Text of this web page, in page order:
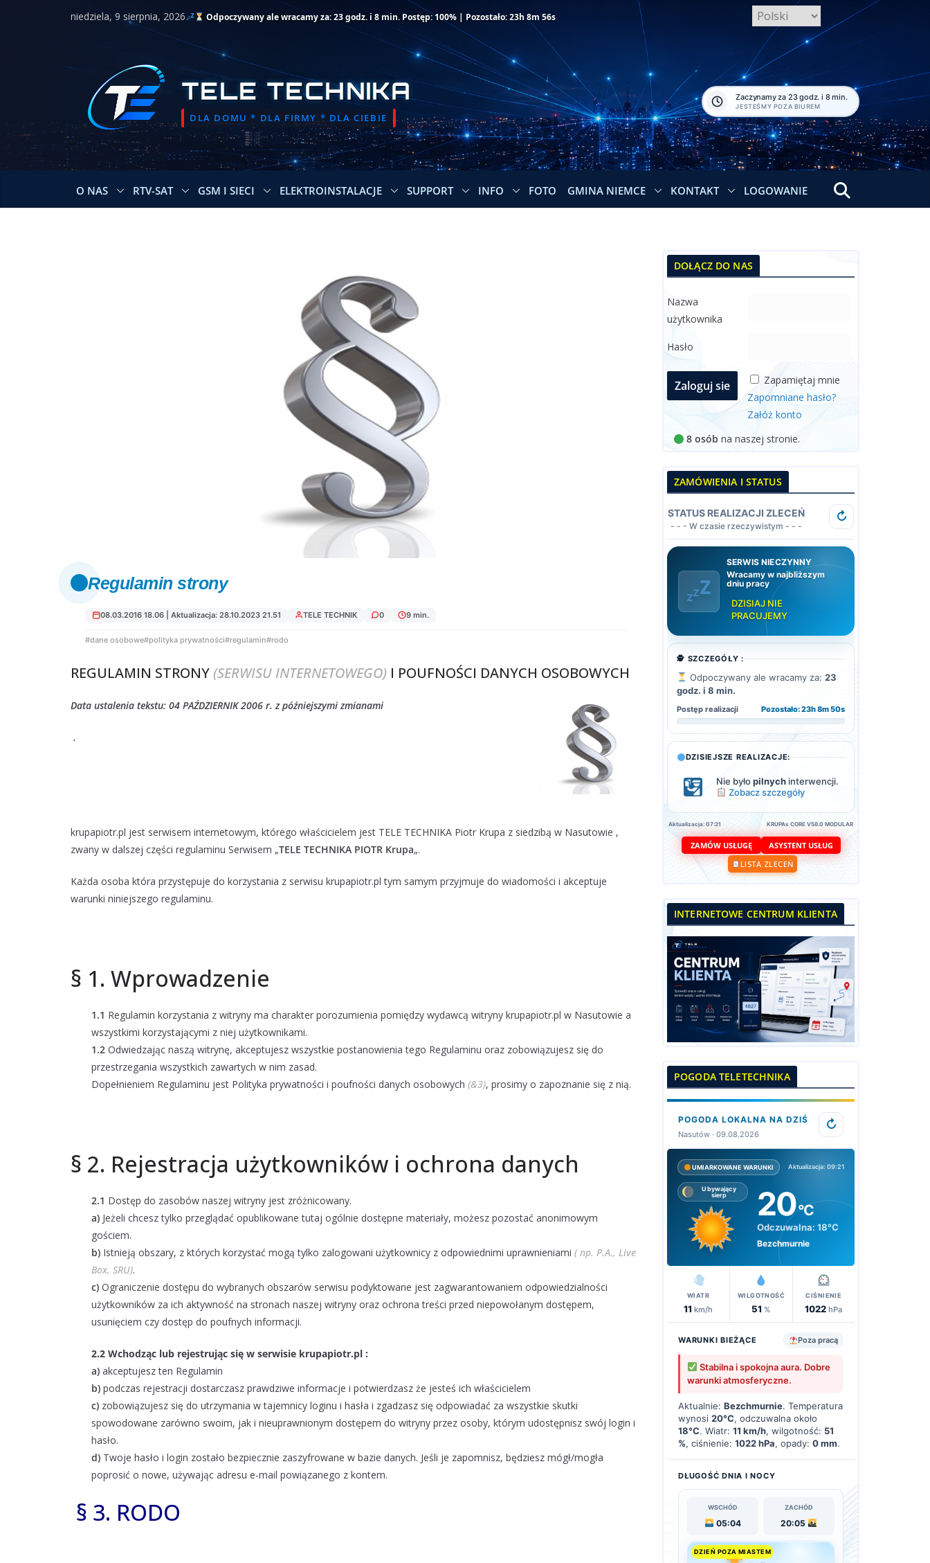
niedziela, 9 sierpnia, 2026 Odpoczywany ale wracamy za: 23 godz. i 8 min. Postęp: 100% | Pozostało: 23h 8m 56s
TELE TECHNIKA
DLA DOMU * DLA FIRMY * DLA CIEBIE
Zaczynamy za 23 godz. i 8 min.
JESTEŚMY POZA BIUREM
O NAS RTV-SAT GSM I SIECI ELEKTROINSTALACJE SUPPORT INFO FOTO GMINA NIEMCE KONTAKT LOGOWANIE
Regulamin strony
08.03.2016 18.06 | Aktualizacja: 28.10.2023 21.51 TELE TECHNIK 0 9 min.
#dane osobowe#polityka prywatności#regulamin#rodo
REGULAMIN STRONY (SERWISU INTERNETOWEGO) I POUFNOŚCI DANYCH OSOBOWYCH
Data ustalenia tekstu: 04 PAŹDZIERNIK 2006 r. z późniejszymi zmianami
.
krupapiotr.pl jest serwisem internetowym, którego właścicielem jest TELE TECHNIKA Piotr Krupa z siedzibą w Nasutowie ,
zwany w dalszej części regulaminu Serwisem „TELE TECHNIKA PIOTR Krupa„.
Każda osoba która przystępuje do korzystania z serwisu krupapiotr.pl tym samym przyjmuje do wiadomości i akceptuje
warunki niniejszego regulaminu.
§ 1. Wprowadzenie
1.1 Regulamin korzystania z witryny ma charakter porozumienia pomiędzy wydawcą witryny krupapiotr.pl w Nasutowie a
wszystkimi korzystającymi z niej użytkownikami.
1.2 Odwiedzając naszą witrynę, akceptujesz wszystkie postanowienia tego Regulaminu oraz zobowiązujesz się do
przestrzegania wszystkich zawartych w nim zasad.
Dopełnieniem Regulaminu jest Polityka prywatności i poufności danych osobowych (&3), prosimy o zapoznanie się z nią.
§ 2. Rejestracja użytkowników i ochrona danych
2.1 Dostęp do zasobów naszej witryny jest zróżnicowany.
a) Jeżeli chcesz tylko przeglądać opublikowane tutaj ogólnie dostępne materiały, możesz pozostać anonimowym
gościem.
b) Istnieją obszary, z których korzystać mogą tylko zalogowani użytkownicy z odpowiednimi uprawnieniami ( np. P.A., Live
Box, SRU).
c) Ograniczenie dostępu do wybranych obszarów serwisu podyktowane jest zagwarantowaniem odpowiedzialności
użytkowników za ich aktywność na stronach naszej witryny oraz ochrona treści przed niepowołanym dostępem,
usunięciem czy dostęp do poufnych informacji.
2.2 Wchodząc lub rejestrując się w serwisie krupapiotr.pl :
a) akceptujesz ten Regulamin
b) podczas rejestracji dostarczasz prawdziwe informacje i potwierdzasz że jesteś ich właścicielem
c) zobowiązujesz się do utrzymania w tajemnicy loginu i hasła i zgadzasz się odpowiadać za wszystkie skutki
spowodowane zarówno swoim, jak i nieuprawnionym dostępem do witryny przez osoby, którym udostępnisz swój login i
hasło.
d) Twoje hasło i login zostało bezpiecznie zaszyfrowane w bazie danych. Jeśli je zapomnisz, będziesz mógł/mogła
poprosić o nowe, używając adresu e-mail powiązanego z kontem.
§ 3. RODO
DOŁĄCZ DO NAS
Nazwa
użytkownika
Hasło
Zapamiętaj mnie
Zapomniane hasło?
Załóż konto
8 osób na naszej stronie.
ZAMÓWIENIA I STATUS
STATUS REALIZACJI ZLECEŃ
- - - W czasie rzeczywistym - - -
↻
SERWIS NIECZYNNY
Wracamy w najbliższym
dniu pracy
DZISIAJ NIE
PRACUJEMY
🕵️ SZCZEGÓŁY :
Odpoczywany ale wracamy za: 23
godz. i 8 min.
Postęp realizacji Pozostało: 23h 8m 49s
DZISIEJSZE REALIZACJE:
Nie byłopilnych interwencji.
Zobacz szczegóły
Aktualizacja: 07:21 KRUPAs CORE V58.0 MODULAR
ZAMÓW USŁUGĘ
ASYSTENT USŁUG
LISTA ZLECEŃ
INTERNETOWE CENTRUM KLIENTA
POGODA TELETECHNIKA
POGODA LOKALNA NA DZIŚ
Nasutów · 09.08.2026
↻
UMIARKOWANE WARUNKI Aktualizacja: 09:21
Ubywający
sierp
20°C
Odczuwalna: 18°C
Bezchmurnie
WIATR
11 km/h
WILGOTNOŚĆ
51 %
CIŚNIENIE
1022 hPa
WARUNKI BIEŻĄCE Poza pracą
Stabilna i spokojna aura. Dobre
warunki atmosferyczne.
Aktualnie: Bezchmurnie. Temperatura
wynosi 20°C, odczuwalna około
18°C. Wiatr: 11 km/h, wilgotność: 51
%, ciśnienie: 1022 hPa, opady: 0 mm.
DŁUGOŚĆ DNIA I NOCY
WSCHÓD
05:04
ZACHÓD
20:05
DZIEŃ POZA MIASTEM